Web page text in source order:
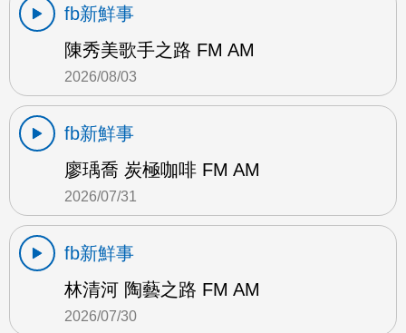
fb新鮮事
陳秀美歌手之路 FM AM
2026/08/03
fb新鮮事
廖瑀喬 炭極咖啡 FM AM
2026/07/31
fb新鮮事
林清河 陶藝之路 FM AM
2026/07/30